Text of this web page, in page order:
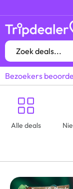
Hetgróótste
Bezoekers
Alle deals